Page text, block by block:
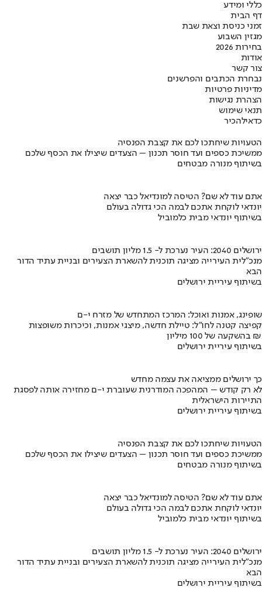
כללי ומידע
דף הבית
זמני כניסת וצאת שבת
מגזין השבוע
בחירות 2026
אודות
צור קשר
נבחרת הכתבים והפרשנים
מדיניות פרטיות
הצהרת נגישות
תנאי שימוש
כדאילהכיר
הטעויות שיחתכו לכם את קצבת הפנסיה
ממשיכת כספים ועד חוסר תכנון – הצעדים שיצילו את הכסף שלכם
בשיתוף מנורה מבטחים
אתם עוד לא שם? הטיסה למונדיאל כבר יצאה
יונדאי לוקחת אתכם לבמה הכי גדולה בעולם
בשיתוף יונדאי מבית כלמוביל
ירושלים 2040: העיר נערכת ל- 1.5 מליון תושבים
מנכ"לית העירייה מציגה תוכנית להשארת הצעירים ובניית עתיד הדור
הבא
בשיתוף עיריית ירושלים
שופינג, אמנות ואוכל: המרכז המתחדש של מזרח י-ם
קפיצה קטנה לחו"ל: טיילת חדשה, מיצגי אמנות, וכיכרות משופצות
בהשקעה של 100 מיליון ₪
בשיתוף עיריית ירושלים
כך ירושלים ממציאה את עצמה מחדש
לא רק קודש – המהפכה המודרנית שעוברת י-ם מחזירה אותה לפסגת
התיירות הישראלית
בשיתוף עיריית ירושלים
הטעויות שיחתכו לכם את קצבת הפנסיה
ממשיכת כספים ועד חוסר תכנון – הצעדים שיצילו את הכסף שלכם
בשיתוף מנורה מבטחים
אתם עוד לא שם? הטיסה למונדיאל כבר יצאה
יונדאי לוקחת אתכם לבמה הכי גדולה בעולם
בשיתוף יונדאי מבית כלמוביל
ירושלים 2040: העיר נערכת ל- 1.5 מליון תושבים
מנכ"לית העירייה מציגה תוכנית להשארת הצעירים ובניית עתיד הדור
הבא
בשיתוף עיריית ירושלים